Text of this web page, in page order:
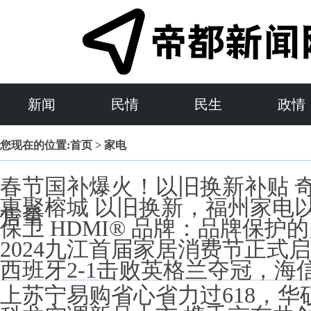
新闻 民情 民生 政情
您现在的位置:首页 > 家电
春节国补爆火！以旧换新补贴
售量
惠聚榕城 以旧换新，福州家电
保卫 HDMI® 品牌：品牌保护
2024九江首届家居消费节正式
西班牙2-1击败英格兰夺冠，海
上苏宁易购省心省力过618，